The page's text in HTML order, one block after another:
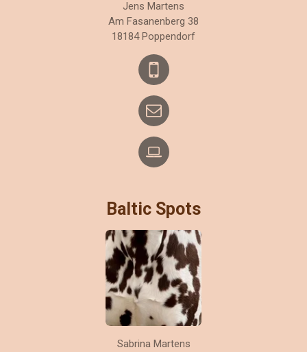
Jens Martens
Am Fasanenberg 38
18184 Poppendorf
Baltic Spots
Sabrina Martens